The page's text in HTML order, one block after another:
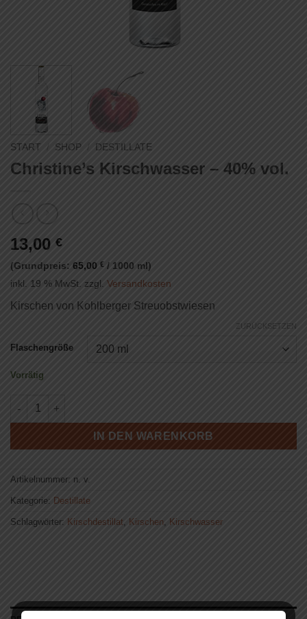
START / SHOP / DESTILLATE
Christine’s Kirschwasser – 40% vol.
13,00 €
(Grundpreis: 65,00 € / 1000 ml)
inkl. 19 % MwSt. zzgl. Versandkosten
Kirschen von Kohlberger Streuobstwiesen
Flaschengröße
ZURÜCKSETZEN
Vorrätig
Christine's Kirschwasser - 40% vol. Menge
IN DEN WARENKORB
Artikelnummer: n. v.
Kategorie: Destillate
Schlagwörter: Kirschdestillat, Kirschen, Kirschwasser